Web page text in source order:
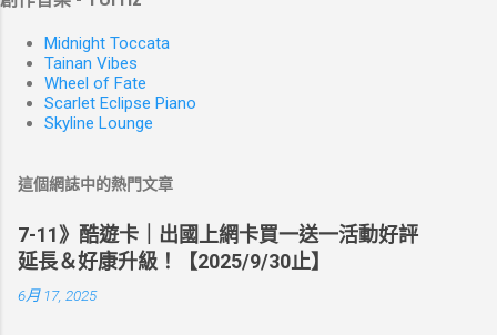
Midnight Toccata
Tainan Vibes
Wheel of Fate
Scarlet Eclipse Piano
Skyline Lounge
這個網誌中的熱門文章
7-11》酷遊卡｜出國上網卡買一送一活動好評
延長＆好康升級！【2025/9/30止】
6月 17, 2025